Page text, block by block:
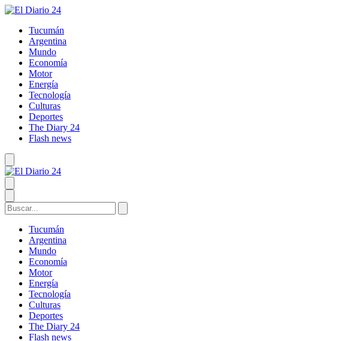
Tucumán
Argentina
Mundo
Economía
Motor
Energía
Tecnología
Culturas
Deportes
The Diary 24
Flash news
Tucumán
Argentina
Mundo
Economía
Motor
Energía
Tecnología
Culturas
Deportes
The Diary 24
Flash news